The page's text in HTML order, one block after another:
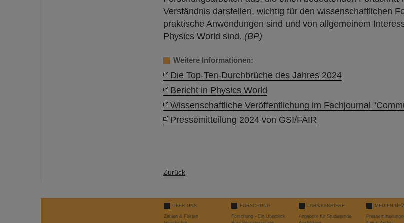
Verständnis darstellen, wichtig für den wissenschaftlichen
praktische Anwendungen sind und von allgemeinem
Physics World sind. (BP)
Weitere Informationen:
Die Top-Ten-Durchbrüche des Jahres 2024
Bericht in Physics World
Wissenschaftliche Veröffentlichung im Fachjournal
Pressemitteilung 2024 von GSI/FAIR
Zurück
ÜBER UNS
Zahlen & Fakten
FORSCHUNG
Forschung - Ein Überblick
JOBS/KARRIERE
Angebote für Studierende
MEDIEN/